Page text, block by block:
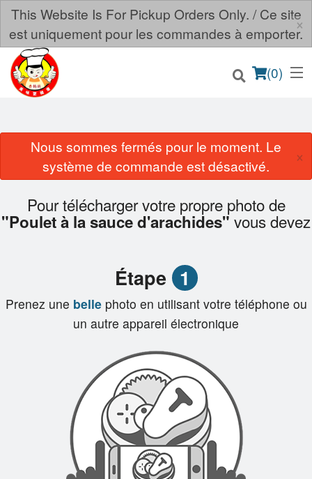
This Website Is For Pickup Orders Only. / Ce site
est uniquement pour les commandes à emporter.
×
(0)
Commander en ligne
Emplacement
Français
Inscription
Rechercher
Nous sommes fermés pour le moment. Le
système de commande est désactivé.
×
Pour télécharger votre propre photo de
"Poulet à la sauce d'arachides" vous devez
Étape 1
Prenez une belle photo en utilisant votre téléphone ou
un autre appareil électronique